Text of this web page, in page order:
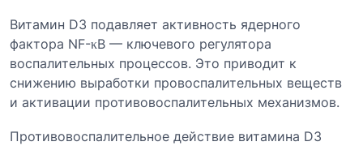
Витамин D3 подавляет активность ядерного
фактора NF-κB — ключевого регулятора
воспалительных процессов. Это приводит к
снижению выработки провоспалительных веществ
и активации противовоспалительных механизмов.
Противовоспалительное действие витамина D3